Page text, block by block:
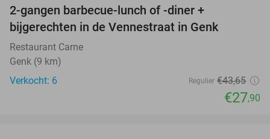
NEW
TODAY
2-gangen barbecue-lunch of -diner +
bijgerechten in de Vennestraat in Genk
Restaurant Carne
Genk (9 km)
Verkocht: 6
Regulier €43,65
€27,90